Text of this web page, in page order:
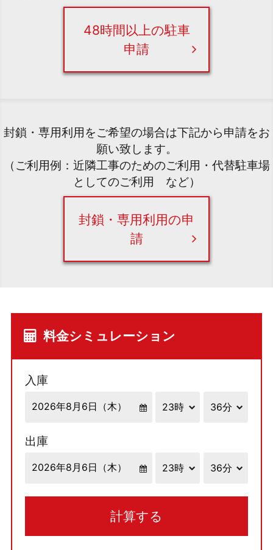
48時間以上の駐車
申請
封鎖・専用利用をご希望の場合は下記から申請をお
願い致します。
（ご利用例：近隣工事のためのご利用・代替駐車場
としてのご利用 など）
封鎖・専用利用の申
請
料金シミュレーション
入庫
出庫
計算する